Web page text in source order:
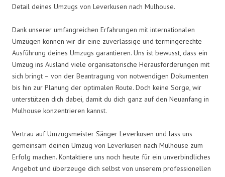
Detail deines Umzugs von Leverkusen nach Mulhouse.
Dank unserer umfangreichen Erfahrungen mit internationalen
Umzügen können wir dir eine zuverlässige und termingerechte
Ausführung deines Umzugs garantieren. Uns ist bewusst, dass ein
Umzug ins Ausland viele organisatorische Herausforderungen mit
sich bringt – von der Beantragung von notwendigen Dokumenten
bis hin zur Planung der optimalen Route. Doch keine Sorge, wir
unterstützen dich dabei, damit du dich ganz auf den Neuanfang in
Mulhouse konzentrieren kannst.
Vertrau auf Umzugsmeister Sänger Leverkusen und lass uns
gemeinsam deinen Umzug von Leverkusen nach Mulhouse zum
Erfolg machen. Kontaktiere uns noch heute für ein unverbindliches
Angebot und überzeuge dich selbst von unserem professionellen